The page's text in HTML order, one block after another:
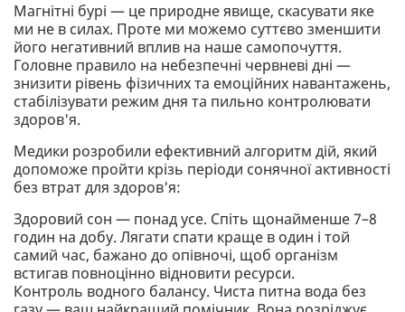
Магнітні бурі — це природне явище, скасувати яке
ми не в силах. Проте ми можемо суттєво зменшити
його негативний вплив на наше самопочуття.
Головне правило на небезпечні червневі дні —
знизити рівень фізичних та емоційних навантажень,
стабілізувати режим дня та пильно контролювати
здоров'я.
Медики розробили ефективний алгоритм дій, який
допоможе пройти крізь періоди сонячної активності
без втрат для здоров'я:
Здоровий сон — понад усе. Спіть щонайменше 7–8
годин на добу. Лягати спати краще в один і той
самий час, бажано до опівночі, щоб організм
встигав повноцінно відновити ресурси.
Контроль водного балансу. Чиста питна вода без